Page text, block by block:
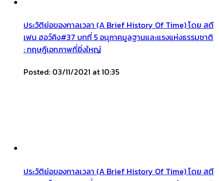
ประวัติย่อของกาลเวลา (A Brief History Of Time) โดย สตี
เฟน ฮอว์คิง#37 บทที่ 5 อนุภาคมูลฐานและแรงแห่งธรรมชาติ
: ทฤษฎีเอกภาพที่ยิ่งใหญ่
Posted: 03/11/2021 at 10:35
ประวัติย่อของกาลเวลา (A Brief History Of Time) โดย สตี